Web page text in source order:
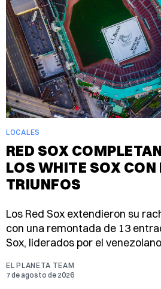
LOCALES
RED SOX
LOS WHITE SOX CON
TRIUNFOS
Los Red Sox extendieron su
con una remontada de 13
Sox, liderados por el
EL PLANETA TEAM
7 de agosto de 2026